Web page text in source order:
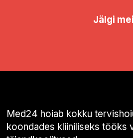
Jälgi
Med24 hoiab kokku
koondades kliiniliseks tööks